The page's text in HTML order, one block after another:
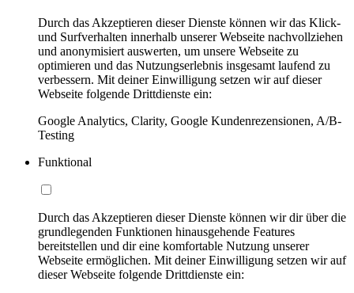
Durch das Akzeptieren dieser Dienste können wir das Klick-
und Surfverhalten innerhalb unserer Webseite nachvollziehen
und anonymisiert auswerten, um unsere Webseite zu
optimieren und das Nutzungserlebnis insgesamt laufend zu
verbessern. Mit deiner Einwilligung setzen wir auf dieser
Webseite folgende Drittdienste ein:
Google Analytics, Clarity, Google Kundenrezensionen, A/B-
Testing
Funktional
Durch das Akzeptieren dieser Dienste können wir dir über die
grundlegenden Funktionen hinausgehende Features
bereitstellen und dir eine komfortable Nutzung unserer
Webseite ermöglichen. Mit deiner Einwilligung setzen wir auf
dieser Webseite folgende Drittdienste ein: